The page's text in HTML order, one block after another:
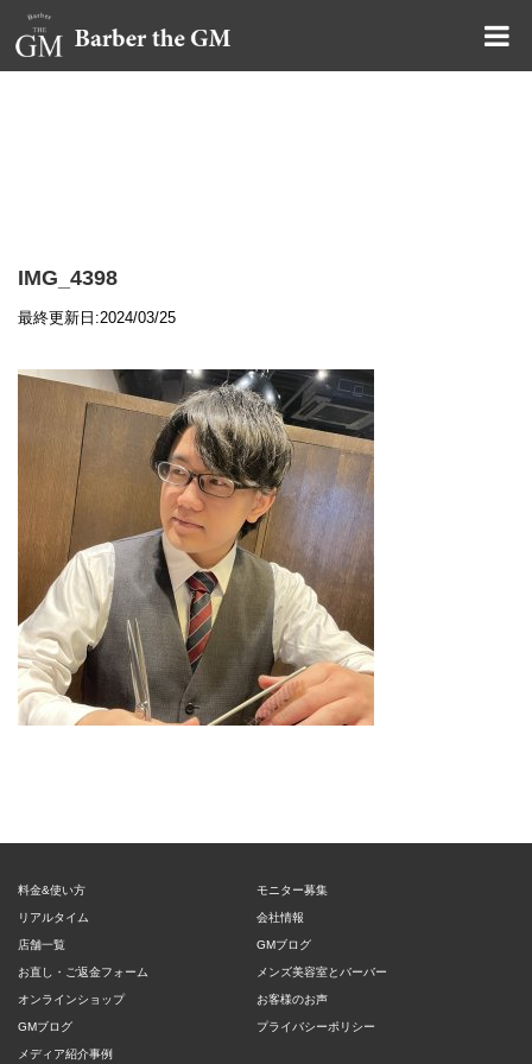
IMG_4398
最終更新日:2024/03/25
料金&使い方
リアルタイム
店舗一覧
お直し・ご返金フォーム
オンラインショップ
GMブログ
メディア紹介事例
モニター募集
会社情報
GMブログ
メンズ美容室とバーバー
お客様のお声
プライバシーポリシー